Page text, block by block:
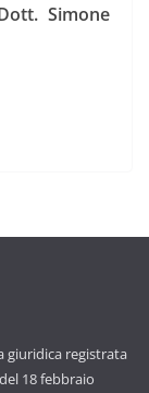
Simone
giuridica registrata
18 febbraio